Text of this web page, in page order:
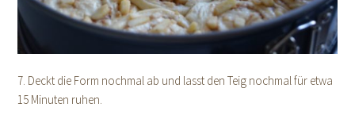
7. Deckt die Form nochmal ab und lasst den Teig nochmal für etwa
15 Minuten ruhen.